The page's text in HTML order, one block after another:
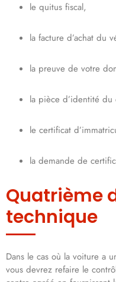
le quitus fiscal,
la facture d’achat du
la preuve de votre
la pièce d’identité du
le certificat
la demande de
Quatrième
technique
Dans le cas où la voiture a
vous devrez refaire le